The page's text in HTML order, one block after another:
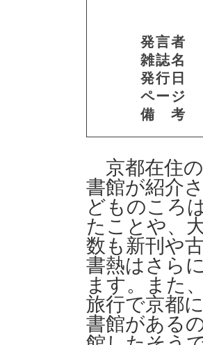
発言者
雑誌名
発行日
ページ
備 考
京都在住
書館が紹介
どものころ
たことや、
数も新刊や
書熱はさら
ます。また
旅行で京都
書館がある